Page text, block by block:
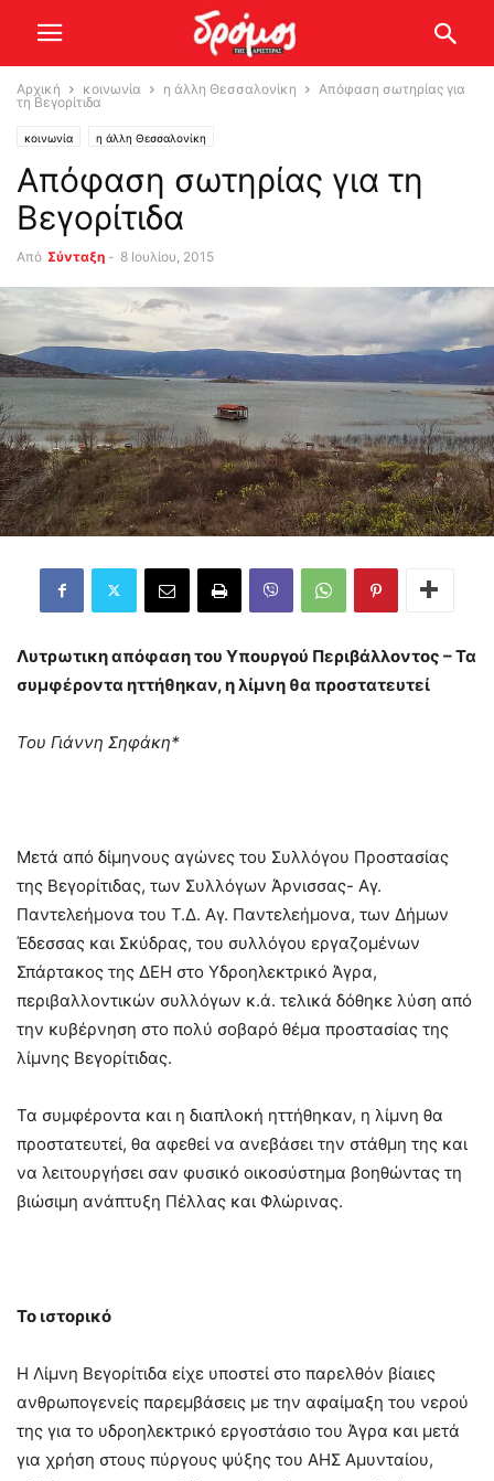
Αρχική κοινωνία η άλλη Θεσσαλονίκη
Απόφαση σωτηρίας για
τη Βεγορίτιδα
κοινωνία η άλλη Θεσσαλονίκη
Απόφαση σωτηρίας για τη
Βεγορίτιδα
Από Σύνταξη - 8 Ιουλίου, 2015
Λυτρωτικη απόφαση του Υπουργού Περιβάλλοντος – Τα
συμφέροντα ηττήθηκαν, η λίμνη θα προστατευτεί
Του Γιάννη Σηφάκη*
Μετά από δίμηνους αγώνες του Συλλόγου Προστασίας
της Βεγορίτιδας, των Συλλόγων Άρνισσας- Αγ.
Παντελεήμονα του Τ.Δ. Αγ. Παντελεήμονα, των Δήμων
Έδεσσας και Σκύδρας, του συλλόγου εργαζομένων
Σπάρτακος της ΔΕΗ στο Υδροηλεκτρικό Άγρα,
περιβαλλοντικών συλλόγων κ.ά. τελικά δόθηκε λύση από
την κυβέρνηση στο πολύ σοβαρό θέμα προστασίας της
λίμνης Βεγορίτιδας.
Τα συμφέροντα και η διαπλοκή ηττήθηκαν, η λίμνη θα
προστατευτεί, θα αφεθεί να ανεβάσει την στάθμη της και
να λειτουργήσει σαν φυσικό οικοσύστημα βοηθώντας τη
βιώσιμη ανάπτυξη Πέλλας και Φλώρινας.
Το ιστορικό
Η Λίμνη Βεγορίτιδα είχε υποστεί στο παρελθόν βίαιες
ανθρωπογενείς παρεμβάσεις με την αφαίμαξη του νερού
της για το υδροηλεκτρικό εργοστάσιο του Άγρα και μετά
για χρήση στους πύργους ψύξης του ΑΗΣ Αμυνταίου,